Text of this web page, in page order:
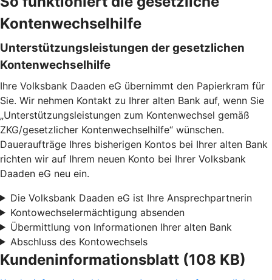
Kontenwechselhilfe
Unterstützungsleistungen der gesetzlichen
Kontenwechselhilfe
Ihre Volksbank Daaden eG übernimmt den Papierkram für
Sie. Wir nehmen Kontakt zu Ihrer alten Bank auf, wenn Sie
„Unterstützungsleistungen zum Kontenwechsel gemäß
ZKG/gesetzlicher Kontenwechselhilfe“ wünschen.
Daueraufträge Ihres bisherigen Kontos bei Ihrer alten Bank
richten wir auf Ihrem neuen Konto bei Ihrer Volksbank
Daaden eG neu ein.
Die Volksbank Daaden eG ist Ihre Ansprechpartnerin
Kontowechselermächtigung absenden
Übermittlung von Informationen Ihrer alten Bank
Abschluss des Kontowechsels
Kundeninformationsblatt (108 KB)